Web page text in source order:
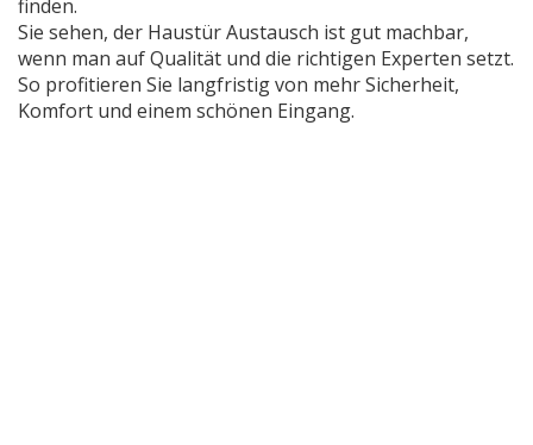
finden.
Sie sehen, der Haustür Austausch ist gut machbar,
wenn man auf Qualität und die richtigen Experten setzt.
So profitieren Sie langfristig von mehr Sicherheit,
Komfort und einem schönen Eingang.